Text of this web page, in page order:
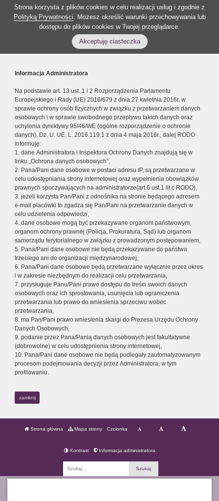
Strona korzysta z plików cookies w celu realizacji usług i zgodnie z
Polityką Prywatności. Możesz określić warunki przechowywania lub
dostępu do plików cookies w Twojej przeglądarce.
Akceptuję ciasteczka
Informacja Administratora
Na podstawie art. 13 ust. 1 i 2 Rozporządzenia Parlamentu
Europejskiego i Rady (UE) 2016/679 z dnia 27 kwietnia 2016r. w
sprawie ochrony osób fizycznych w związku z przetwarzaniem danych
osobowych i w sprawie swobodnego przepływu takich danych oraz
uchylenia dyrektywy 95/46/WE (ogólne rozporządzenie o ochronie
danych), Dz. U. UE. L. 2016.119.1 z dnia 4 maja 2016r., dalej RODO
informuję:
1. dane Administratora i Inspektora Ochrony Danych znajdują się w
linku „Ochrona danych osobowych”,
2. Pana/Pani dane osobowe w postaci adresu IP, są przetwarzane w
celu udostępniania strony internetowej oraz wypełnienia obowiązków
prawnych spoczywających na administratorze(art.6 ust.1 lit.c RODO),
3. jeżeli korzysta Pan/Pani z odnośnika na stronie będącego adresem
e-mail placówki to zgadza się Pan/Pani na przetwarzanie danych w
celu udzielenia odpowiedzi,
4. dane osobowe mogą być przekazywane organom państwowym,
organom ochrony prawnej (Policja, Prokuratura, Sąd) lub organom
samorządu terytorialnego w związku z prowadzonym postępowaniem,
5. Pana/Pani dane osobowe nie będą przekazywane do państwa
trzeciego ani do organizacji międzynarodowej,
6. Pana/Pani dane osobowe będą przetwarzane wyłącznie przez okres
i w zakresie niezbędnym do realizacji celu przetwarzania,
7. przysługuje Panu/Pani prawo dostępu do treści swoich danych
osobowych oraz ich sprostowania, usunięcia lub ograniczenia
przetwarzania lub prawo do wniesienia sprzeciwu wobec
przetwarzania,
8. ma Pan/Pani prawo wniesienia skargi do Prezesa Urzędu Ochrony
Danych Osobowych,
9. podanie przez Pana/Panią danych osobowych jest fakultatywne
(dobrowolne) w celu udostępnienia strony internetowej,
10. Pana/Pani dane osobowe nie będą podlegały zautomatyzowanym
procesom podejmowania decyzji przez Administratora, w tym
profilowaniu.
zamknij
Strona główna Mapa strony Czcionka
Kontrast Informacja administratora